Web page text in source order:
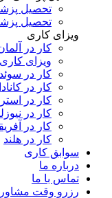
تحصیل
تحصیل
ویزای کاری
کار در
ویزای
کار در سوئد
کار در کانادا
کار در
کار در
کار در
کار در هلند
سوابق کاری
درباره ما
تماس با ما
رزرو وقت